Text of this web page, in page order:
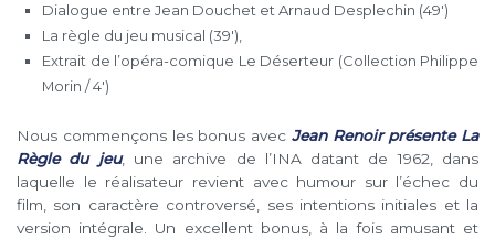
Dialogue entre Jean Douchet et Arnaud Desplechin (49′)
La règle du jeu musical (39′),
Extrait de l’opéra-comique Le Déserteur (Collection Philippe
Morin / 4′)
Nous commençons les bonus avec Jean Renoir présente La
Règle du jeu, une archive de l’INA datant de 1962, dans
laquelle le réalisateur revient avec humour sur l’échec du
film, son caractère controversé, ses intentions initiales et la
version intégrale. Un excellent bonus, à la fois amusant et